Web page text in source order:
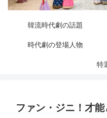
韓流時代劇の話題
時代劇の登場人物
特
ファン・ジニ！才